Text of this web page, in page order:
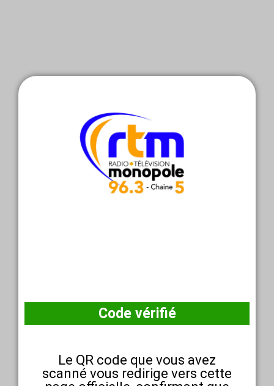
Code vérifié
Le QR code que vous avez
scanné vous redirige vers cette